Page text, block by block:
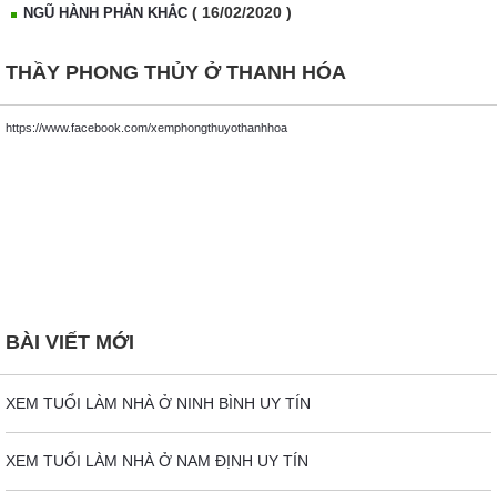
NGŨ HÀNH PHẢN KHẮC ( 16/02/2020 )
THẦY PHONG THỦY Ở THANH HÓA
https://www.facebook.com/xemphongthuyothanhhoa
BÀI VIẾT MỚI
XEM TUỔI LÀM NHÀ Ở NINH BÌNH UY TÍN
XEM TUỔI LÀM NHÀ Ở NAM ĐỊNH UY TÍN